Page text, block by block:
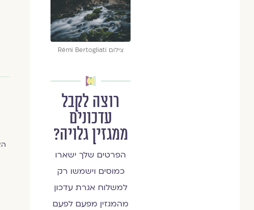
צילום Rémi Bertogliati
רוצה לקבל
עדכונים
ממגזין גלויה?
הפרטים שלך ישארו
כמוסים וישמשו רק
למשלוח אגרת עדכון
מהמגזין מפעם לפעם